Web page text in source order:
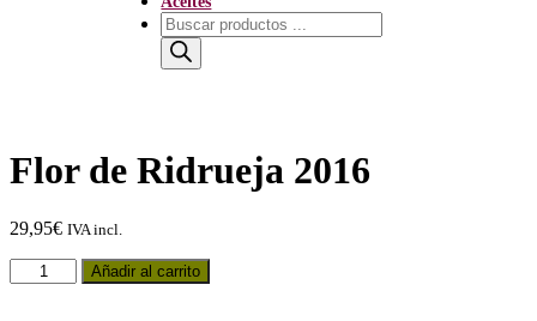
Búsqueda
de
productos
Flor de Ridrueja 2016
29,95€ IVA incl.
de
Añadir al carrito